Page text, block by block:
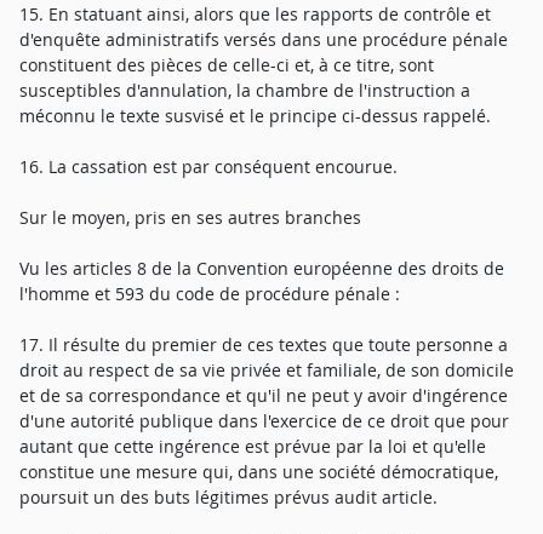
15. En statuant ainsi, alors que les rapports de contrôle et
d'enquête administratifs versés dans une procédure pénale
constituent des pièces de celle-ci et, à ce titre, sont
susceptibles d'annulation, la chambre de l'instruction a
méconnu le texte susvisé et le principe ci-dessus rappelé.
16. La cassation est par conséquent encourue.
Sur le moyen, pris en ses autres branches
Vu les articles 8 de la Convention européenne des droits de
l'homme et 593 du code de procédure pénale :
17. Il résulte du premier de ces textes que toute personne a
droit au respect de sa vie privée et familiale, de son domicile
et de sa correspondance et qu'il ne peut y avoir d'ingérence
d'une autorité publique dans l'exercice de ce droit que pour
autant que cette ingérence est prévue par la loi et qu'elle
constitue une mesure qui, dans une société démocratique,
poursuit un des buts légitimes prévus audit article.